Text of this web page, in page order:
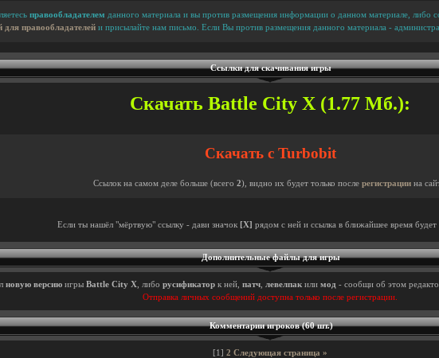
правообладателем данного материала и вы против размещения информации о данном материале, либо
для правообладателей и присылайте нам письмо. Если Вы против размещения данного материала -
Ссылки для скачивания игры
Скачать Battle City X (1.77 Мб.):
Скачать с Turbobit
Ссылок на самом деле больше (всего 2), видно их будет только после регистрациина
Если ты нашёл "мёртвую" ссылку - дави значок [X] рядом с ней и ссылка в ближайшее время будет
Дополнительные файлы для игры
новую версию игры Battle City X , либо русификатор к ней, патч левелпак или мод - сообщи об этом
Отправка личных сообщений доступна только после регистрации.
Комментарии игроков (60 шт.)
[1] 2 Следующая страница »